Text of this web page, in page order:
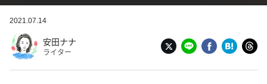
2021.07.14
安田ナナ
ライター